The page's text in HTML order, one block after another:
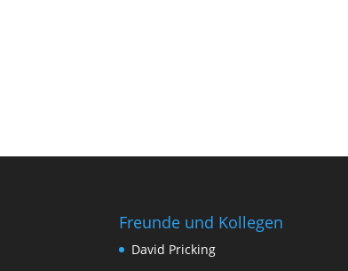
Freunde und Kollegen
David Pricking